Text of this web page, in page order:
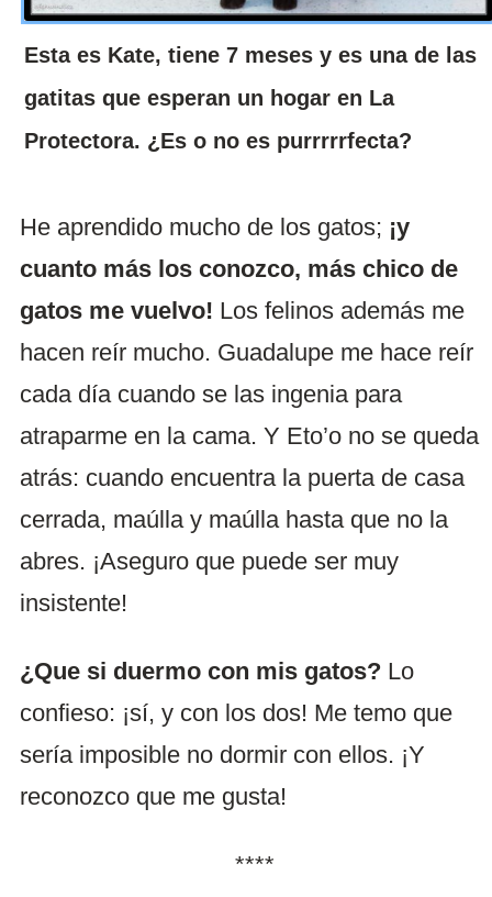
Esta es Kate, tiene 7 meses y es una de las
gatitas que esperan un hogar en La
Protectora. ¿Es o no es purrrrrfecta?
He aprendido mucho de los gatos; ¡y
cuanto más los conozco, más chico de
gatos me vuelvo! Los felinos además me
hacen reír mucho. Guadalupe me hace reír
cada día cuando se las ingenia para
atraparme en la cama. Y Eto’o no se queda
atrás: cuando encuentra la puerta de casa
cerrada, maúlla y maúlla hasta que no la
abres. ¡Aseguro que puede ser muy
insistente!
¿Que si duermo con mis gatos? Lo
confieso: ¡sí, y con los dos! Me temo que
sería imposible no dormir con ellos. ¡Y
reconozco que me gusta!
****